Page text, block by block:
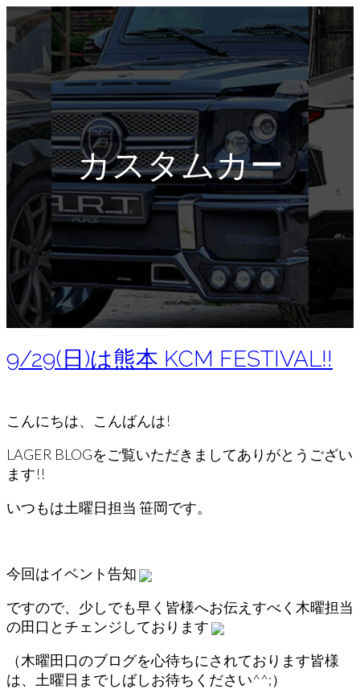
カスタムカー
9/29(日)は熊本 KCM FESTIVAL!!
こんにちは、こんばんは!
LAGER BLOGをご覧いただきましてありがとうござい
ます!!
いつもは土曜日担当 笹岡です。
今回はイベント告知
ですので、少しでも早く皆様へお伝えすべく木曜担当
の田口とチェンジしております
（木曜田口のブログを心待ちにされております皆様
は、土曜日までしばしお待ちください^^;）